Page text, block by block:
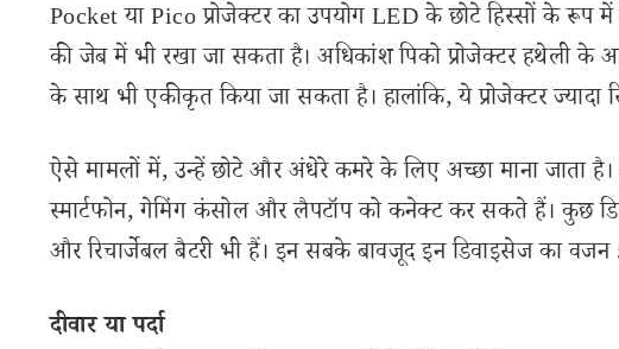
Pocket या Pico प्रोजेक्टर का उपयोग LED के छोटे हिस्सों के रूप
की जेब में भी रखा जा सकता है। अधिकांश पिको प्रोजेक्टर हथेली के
के साथ भी एकीकृत किया जा सकता है। हालांकि, ये प्रोजेक्टर ज्यादा
ऐसे मामलों में, उन्हें छोटे और अंधेरे कमरे के लिए अच्छा माना
स्मार्टफोन, गेमिंग कंसोल और लैपटॉप को कनेक्ट कर सकते हैं। कुछ
और रिचार्जेबल बैटरी भी हैं। इन सबके बावजूद इन डिवाइसेज का
दीवार या पर्दा